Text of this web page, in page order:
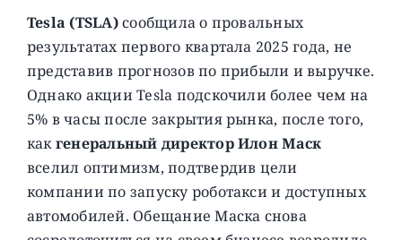
Tesla (TSLA)сообщила о провальных
результатах первого квартала 2025 года, не
представив прогнозов по прибыли и выручке.
Однако акции Tesla подскочили более чем на
5% в часы после закрытия рынка, после того,
какгенеральный директор Илон Маск
вселил оптимизм, подтвердив цели
компании по запуску роботакси и доступных
автомобилей. Обещание Маска снова